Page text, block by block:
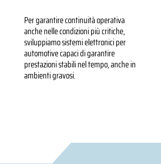
Per garantire continuità operativa
anche nelle condizioni più critiche,
sviluppiamo sistemi elettronici per
automotive capaci di garantire
prestazioni stabili nel tempo, anche in
ambienti gravosi.